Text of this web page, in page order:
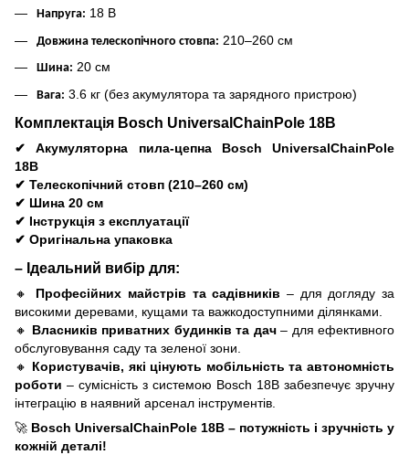
Напруга: 18 В
Довжина телескопічного стовпа: 210–260 см
Шина: 20 см
Вага: 3.6 кг (без акумулятора та зарядного пристрою)
Комплектація Bosch UniversalChainPole 18В
✔ Акумуляторна пила-цепна Bosch UniversalChainPole
18В
✔ Телескопічний стовп (210–260 см)
✔ Шина 20 см
✔ Інструкція з експлуатації
✔ Оригінальна упаковка
– Ідеальний вибір для:
🔸 Професійних майстрів та садівників – для догляду за
високими деревами, кущами та важкодоступними ділянками.
🔸 Власників приватних будинків та дач– для ефективного
обслуговування саду та зеленої зони.
🔸 Користувачів, які цінують мобільність та автономність
роботи – сумісність з системою Bosch 18В забезпечує зручну
інтеграцію в наявний арсенал інструментів.
🚀 Bosch UniversalChainPole 18В – потужність і зручність у
кожній деталі!